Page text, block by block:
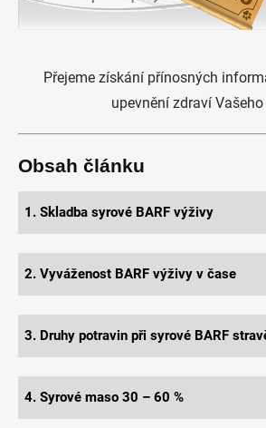
Přejeme získání přínosných
upevnění zdraví Vašeho
Obsah článku
1. Skladba syrové BARF výživy
2. Vyváženost BARF výživy v čase
3. Druhy potravin při syrové BARF
4. Syrové maso 30 – 60 %